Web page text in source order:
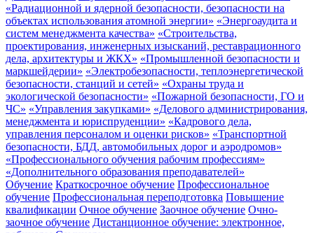
«Радиационной и ядерной безопасности, безопасности на
объектах использования атомной энергии» «Энергоаудита и
систем менеджмента качества» «Строительства,
проектирования, инженерных изысканий, реставрационного
дела, архитектуры и ЖКХ» «Промышленной безопасности и
маркшейдерии» «Электробезопасности, теплоэнергетической
безопасности, станций и сетей» «Охраны труда и
экологической безопасности» «Пожарной безопасности, ГО и
ЧС» «Управления закупками» «Делового администрирования,
менеджмента и юриспруденции» «Кадрового дела,
управления персоналом и оценки рисков» «Транспортной
безопасности, БДД, автомобильных дорог и аэродромов»
«Профессионального обучения рабочим профессиям»
«Дополнительного образования преподавателей»
Обучение Краткосрочное обучение Профессиональное
обучение Профессиональная переподготовка Повышение
квалификации Очное обучение Заочное обучение Очно-
заочное обучение Дистанционное обучение: электронное,